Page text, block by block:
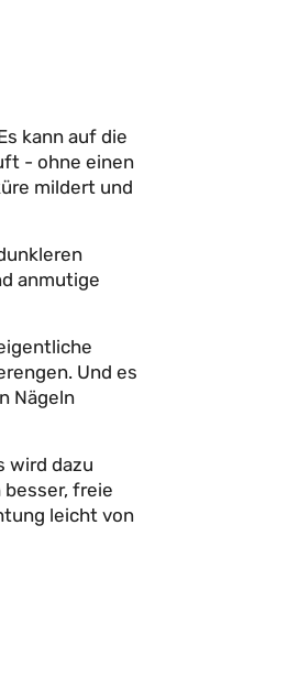
kann auf die
- ohne einen
mildert und
anmutige
Und es
Nägeln
wird dazu
besser, freie
leicht von